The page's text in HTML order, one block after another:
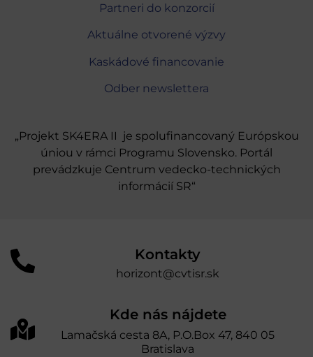
Partneri do konzorcií
Aktuálne otvorené výzvy
Kaskádové financovanie
Odber newslettera
„Projekt SK4ERA II je spolufinancovaný Európskou
úniou v rámci Programu Slovensko. Portál
prevádzkuje Centrum vedecko-technických
informácií SR“
Kontakty
horizont@cvtisr.sk
Kde nás nájdete
Lamačská cesta 8A, P.O.Box 47, 840 05
Bratislava